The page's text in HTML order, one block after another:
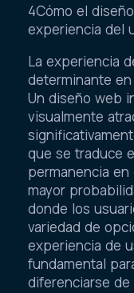
4Cómo el
experiencia del
La experiencia
determinante
Un diseño web
visualmente
que se traduce
permanencia
mayor
donde los
variedad de
experiencia de
fundamental
diferenciarse